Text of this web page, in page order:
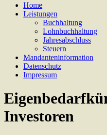
Home
Leistungen
Buchhaltung
Lohnbuchhaltung
Jahresabschluss
Steuern
Mandanteninformation
Datenschutz
Impressum
Investoren